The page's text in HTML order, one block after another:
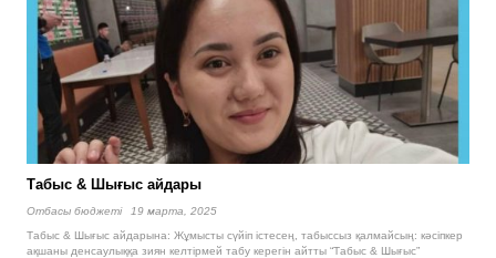
Табыс & Шығыс айдары
Отбасы бюджетi
19 марта, 2025
Табыс & Шығыс айдарына: Жұмысты сүйіп істесең, табыссыз қалмайсың: кәсіпкер
ақшаны денсаулыққа зиян келтірмей табу керегін айтты “Табыс & Шығыс”